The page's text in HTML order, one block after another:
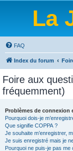
La
FAQ
Index du forum
Foire aux
fréquemment)
Problèmes de connexion
Pourquoi dois-je
Que signifie COPPA ?
Je souhaite m’enregistrer,
Je suis enregistré mais je
Pourquoi ne puis-je pas me